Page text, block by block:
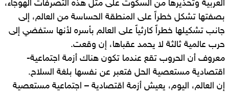
العربية وتحذيرها من السكوت على مثل هذه التصرفات الهوجاء،
بصفتها تشكل خطراً على المنطقة الحساسة من العالم، إلى
جانب تشكيلها خطراً كارثياً على العالم بأسره لأنها ستفضي إلى
حرب عالمية ثالثة لا يحمد عقباها، إن وقعت.
معروف أن الحروب تقع عندما تكون هناك أزمة اجتماعية-
اقتصادية مستعصية الحل فتعبر عن نفسها بلغة السلاح.
إن العالم، اليوم، يعيش أزمة اقتصادية – اجتماعية مستعصية